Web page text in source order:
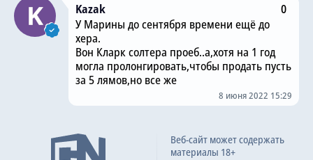
Kazak
0
У Марины до сентября времени ещё до
хера.
Вон Кларк солтера проеб..а,хотя на 1 год
могла пролонгировать,чтобы продать пусть
за 5 лямов,но все же
8 июня 2022 15:29
Веб-сайт может содержать
материалы 18+